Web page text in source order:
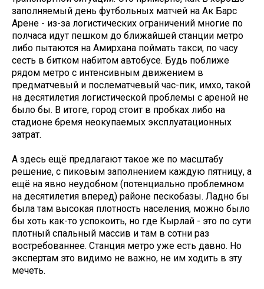
заполняемый день футбольных матчей на Ак Барс
Арене - из-за логистических ограничений многие по
полчаса идут пешком до ближайшей станции метро
либо пытаются на Амирхана поймать такси, по часу
сесть в битком набитом автобусе. Будь поближе
рядом метро с интенсивным движением в
предматчевый и послематчевый час-пик, имхо, такой
на десятилетия логистической проблемы с ареной не
было бы. В итоге, город стоит в пробках либо на
стадионе бремя неокупаемых эксплуатационных
затрат.
А здесь ещё предлагают такое же по масштабу
решение, с пиковым заполнением каждую пятницу, а
ещё на явно неудобном (потенциально проблемном
на десятилетия вперед) районе пескобазы. Ладно бы
была там высокая плотность населения, можно было
бы хоть как-то успокоить, но где Кырлай - это по сути
плотный спальный массив и там в сотни раз
востребованнее. Станция метро уже есть давно. Но
экспертам это видимо не важно, не им ходить в эту
мечеть.